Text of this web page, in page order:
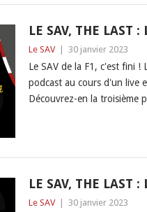
LE SAV, THE LAST :
Le SAV 30 janvier 2023
Le SAV de la F1, c'est fini
podcast au cours d'un live
Découvrez-en la troisième
LE SAV, THE LAST :
Le SAV 30 janvier 2023